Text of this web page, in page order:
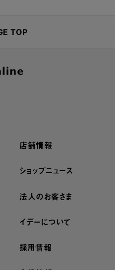
TOP
店舗情報
ショップニュース
法人のお客さま
イデーについて
採用情報